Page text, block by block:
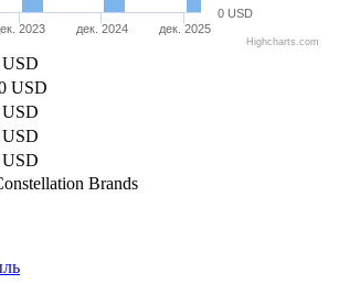
2023 дек. 2024 дек. 2025
0 USD
Highcharts.com
USD
USD
USD
USD
USD
Brands